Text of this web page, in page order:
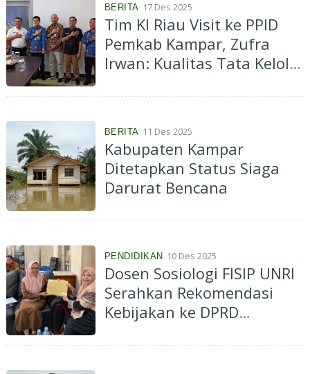
BERITA 17 Des 2025
Tim KI Riau Visit ke PPID
Pemkab Kampar, Zufra
Irwan: Kualitas Tata Kelola
Membaik
BERITA 11 Des 2025
Kabupaten Kampar
Ditetapkan Status Siaga
Darurat Bencana
PENDIDIKAN 10 Des 2025
Dosen Sosiologi FISIP UNRI
Serahkan Rekomendasi
Kebijakan ke DPRD